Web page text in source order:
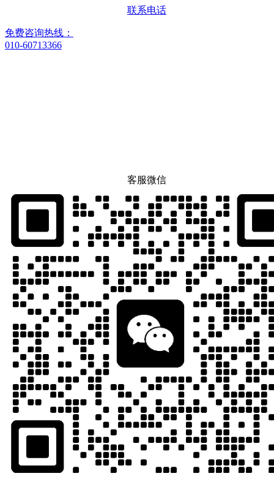
联系电话
免费咨询热线：
010-60713366
客服微信